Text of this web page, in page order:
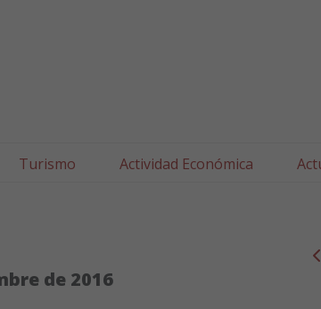
Turismo Actividad Económica
de 2016